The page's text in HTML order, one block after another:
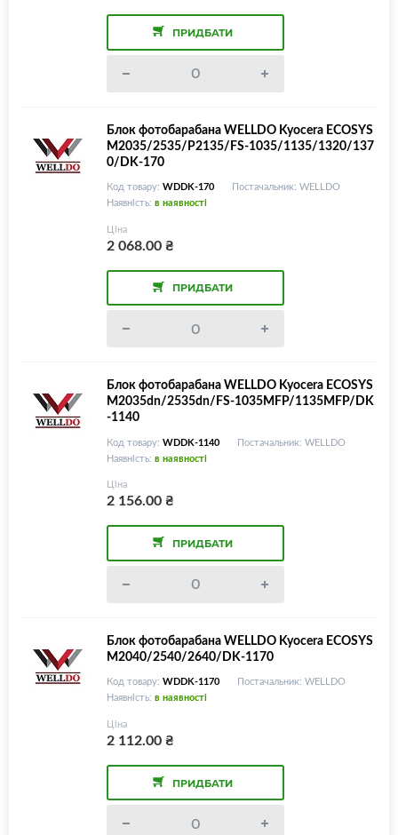
ПРИДБАТИ
Блок фотобарабана WELLDO Kyocera ECOSYS
M2035/2535/P2135/FS-1035/1135/1320/137
0/DK-170
Код товару: WDDK-170
Постачальник: WELLDO
Наявність: в наявності
Ціна
2 068.00₴
ПРИДБАТИ
Блок фотобарабана WELLDO Kyocera ECOSYS
M2035dn/2535dn/FS-1035MFP/1135MFP/DK
-1140
Код товару: WDDK-1140
Постачальник: WELLDO
Наявність: в наявності
Ціна
2 156.00₴
ПРИДБАТИ
Блок фотобарабана WELLDO Kyocera ECOSYS
M2040/2540/2640/DK-1170
Код товару: WDDK-1170
Постачальник: WELLDO
Наявність: в наявності
Ціна
2 112.00₴
ПРИДБАТИ